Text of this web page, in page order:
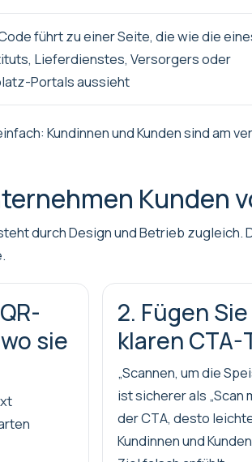
führt zu einer Seite, die wie die
Lieferdienstes, Versorgers oder
Portals aussieht
Kundinnen und Kunden sind am
Kunden
durch Design und Betrieb
sie
2. Fügen
klaren
„Scannen, um die
ist sicherer als „Scan
der CTA, desto
Kundinnen und